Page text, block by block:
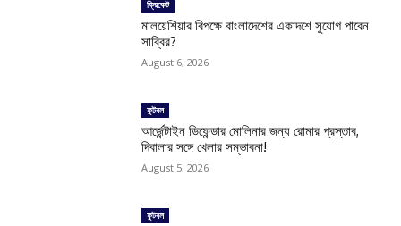
ক্রিকেট
মালয়েশিয়ার বিপক্ষে বাংলাদেশের একাদশে সুযোগ পাবেন
সাব্বির?
August 6, 2026
ফুটবল
আর্জেন্টাইন ডিফেন্ডার মোলিনার জন্য রোমার প্রস্তাব,
দিবালার সঙ্গে খেলার সম্ভাবনা!
August 5, 2026
ফুটবল